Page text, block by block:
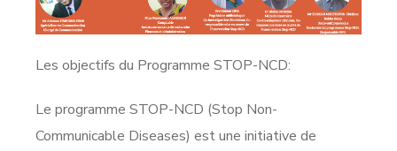
Les objectifs du Programme STOP-NCD:
Le programme STOP-NCD (Stop Non-
Communicable Diseases) est une initiative de